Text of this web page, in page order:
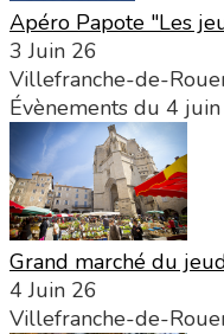
Apéro Papote "Les
3 Juin 26
Villefranche-de-
Évènements du 4
Grand marché du
4 Juin 26
Villefranche-de-